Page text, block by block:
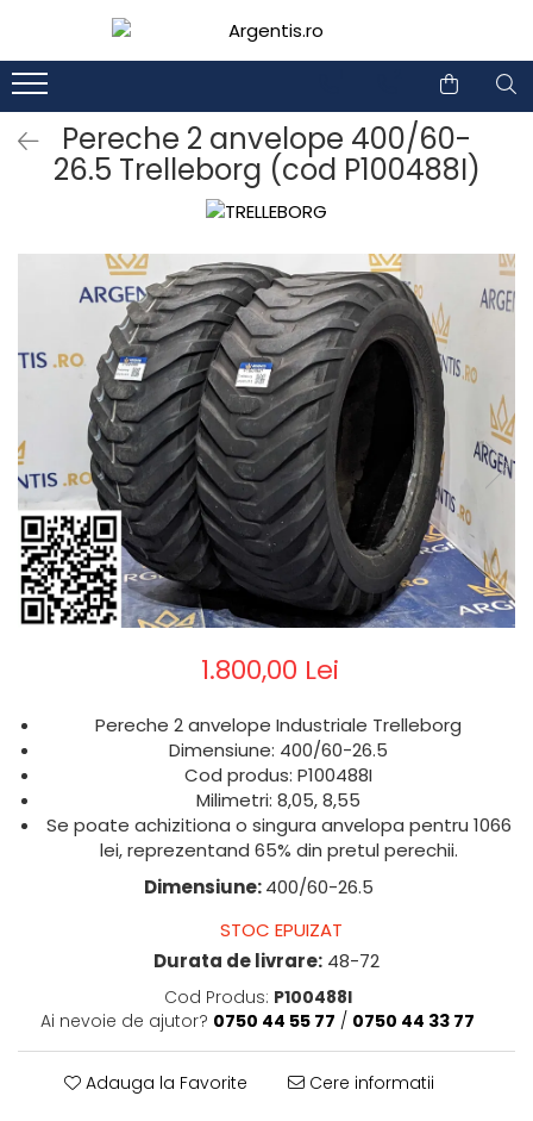
Pereche 2 anvelope 400/60-
26.5 Trelleborg (cod P100488I)
1.800,00 Lei
Pereche 2 anvelope Industriale Trelleborg
Dimensiune: 400/60-26.5
Cod produs: P100488I
Milimetri: 8,05, 8,55
Se poate achizitiona o singura anvelopa pentru 1066
lei, reprezentand 65% din pretul perechii.
Dimensiune:400/60-26.5
STOC EPUIZAT
Durata de livrare: 48-72
Cod Produs: P100488I
Ai nevoie de ajutor? 0750 44 55 77 / 0750 44 33 77
Adauga la Favorite Cere informatii